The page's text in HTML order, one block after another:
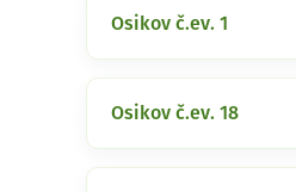
Osikov č.ev. 1
Osikov č.ev. 18